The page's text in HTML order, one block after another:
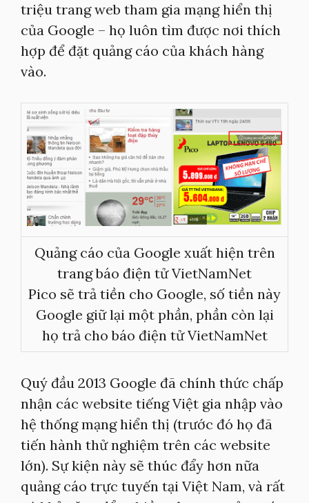
triệu trang web tham gia mạng hiển thị
của Google – họ luôn tìm được nơi thích
hợp để đặt quảng cáo của khách hàng
vào.
Quảng cáo của Google xuất hiện trên
trang báo điện tử VietNamNet
Pico sẽ trả tiền cho Google, số tiền này
Google giữ lại một phần, phần còn lại
họ trả cho báo điện tử VietNamNet
Quý đầu 2013 Google đã chính thức chấp
nhận các website tiếng Việt gia nhập vào
hệ thống mạng hiển thị (trước đó họ đã
tiến hành thử nghiệm trên các website
lớn). Sự kiện này sẽ thúc đẩy hơn nữa
quảng cáo trực tuyến tại Việt Nam, và rất